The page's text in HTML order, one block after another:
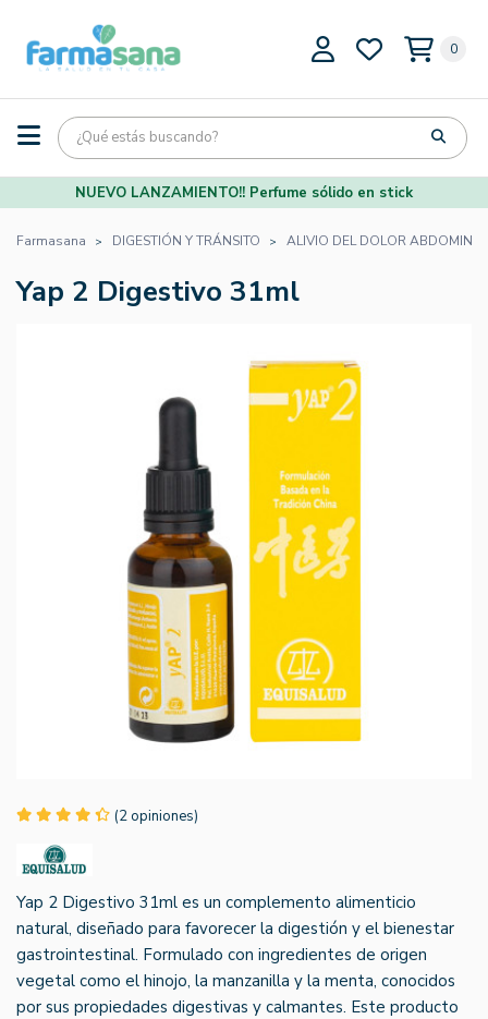
0
NUEVO LANZAMIENTO!! Perfume sólido en stick
Farmasana DIGESTIÓN Y TRÁNSITO ALIVIO DEL DOLOR ABDOMINAL
Yap 2 Digestivo 31ml
(2 opiniones)
Yap 2 Digestivo 31ml es un complemento alimenticio
natural, diseñado para favorecer la digestión y el bienestar
gastrointestinal. Formulado con ingredientes de origen
vegetal como el hinojo, la manzanilla y la menta, conocidos
por sus propiedades digestivas y calmantes. Este producto